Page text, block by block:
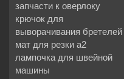
запчасти к оверлоку
крючок для
выворачивания бретелей
мат для резки а2
лампочка для швейной
машины